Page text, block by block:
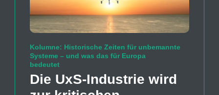
Kolumne: Historische Zeiten für unbemannte
Systeme – und was das für Europa
bedeutet
Die UxS-Industrie wird